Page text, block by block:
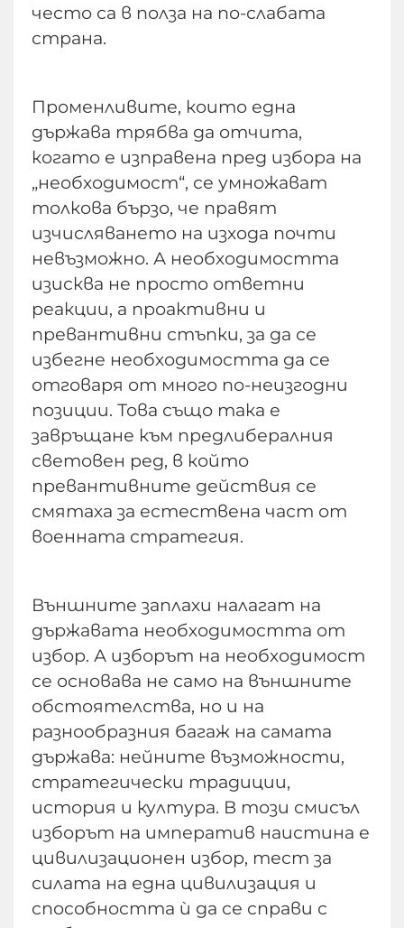
често са в полза на по-слабата
страна.
Променливите, които една
държава трябва да отчита,
когато е изправена пред избора на
„необходимост“, се умножават
толкова бързо, че правят
изчисляването на изхода почти
невъзможно. А необходимостта
изисква не просто ответни
реакции, а проактивни и
превантивни стъпки, за да се
избегне необходимостта да се
отговаря от много по-неизгодни
позиции. Това също така е
завръщане към предлибералния
световен ред, в който
превантивните действия се
смятаха за естествена част от
военната стратегия.
Външните заплахи налагат на
държавата необходимостта от
избор. А изборът на необходимост
се основава не само на външните
обстоятелства, но и на
разнообразния багаж на самата
държава: нейните възможности,
стратегически традиции,
история и култура. В този смисъл
изборът на императив наистина е
цивилизационен избор, тест за
силата на една цивилизация и
способността ѝ да се справи с